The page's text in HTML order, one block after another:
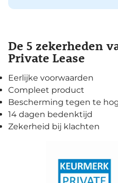
De 5 zekerheden
Private Lease
Eerlijke voorwaarden
Compleet product
Bescherming tegen te
14 dagen bedenktijd
Zekerheid bij klachten